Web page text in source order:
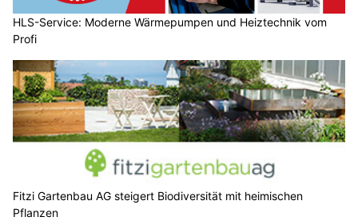
HLS-Service: Moderne Wärmepumpen und Heiztechnik vom
Profi
Fitzi Gartenbau AG steigert Biodiversität mit heimischen
Pflanzen